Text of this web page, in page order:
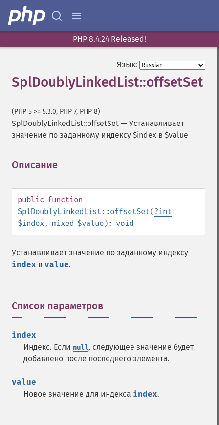
PHP 8.4.24 Released!
Язык:
SplDoublyLinkedList::offsetSet
(PHP 5 >= 5.3.0, PHP 7, PHP 8)
SplDoublyLinkedList::offsetSet — Устанавливает
значение по заданному индексу $index в $value
Описание
public function
SplDoublyLinkedList::offsetSet(?int
$index, mixed $value): void
Устанавливает значение по заданному индексу
index в value.
Список параметров
index
Индекс. Если null, следующее значение будет
добавлено после последнего элемента.
value
Новое значение для индекса index.